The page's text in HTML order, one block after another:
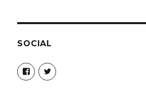
SOCIAL
Profil
von
christoph.fleischer1
Profil
von